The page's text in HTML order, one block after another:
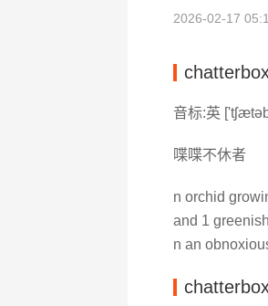
2026-02-17
音标:英
喋喋不休者
n orchid
and 1
n an